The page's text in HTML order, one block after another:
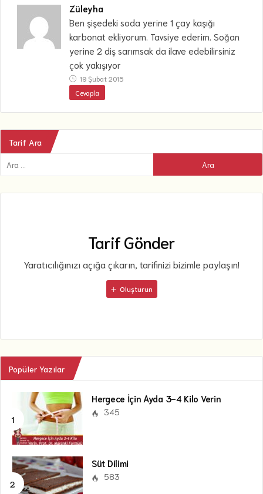
Züleyha
Ben şişedeki soda yerine 1 çay kaşığı
karbonat ekliyorum. Tavsiye ederim. Soğan
yerine 2 diş sarımsak da ilave edebilirsiniz
çok yakışıyor
19 Şubat 2015
Cevapla
Tarif Ara
Tarif Gönder
Yaratıcılığınızı açığa çıkarın, tarifinizi bizimle paylaşın!
Oluşturun
Popüler Yazılar
Hergece İçin Ayda 3-4 Kilo Verin
345
Süt Dilimi
583